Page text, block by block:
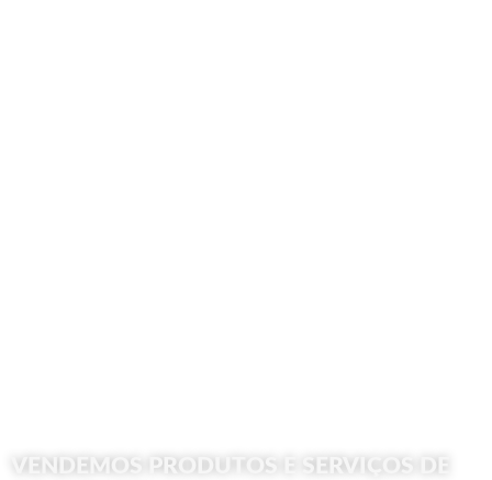
VENDEMOS PRODUTOS E SERVIÇOS DE